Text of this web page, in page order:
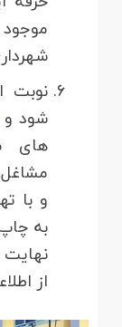
نوبت
شود و
های
و با
به
از